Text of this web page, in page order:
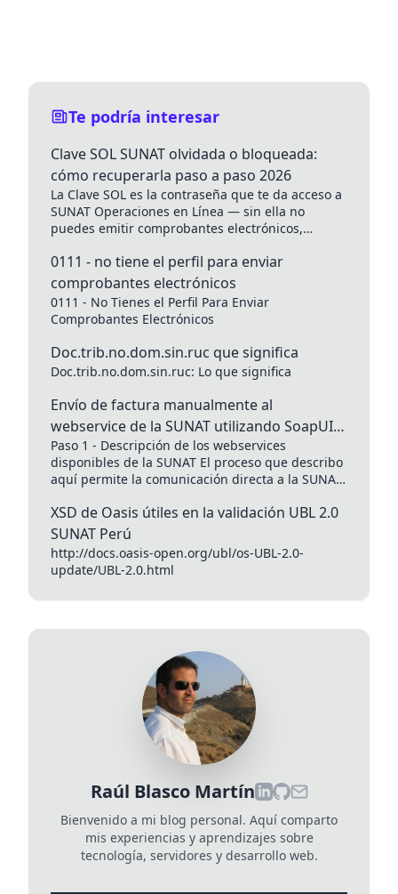
Te podría interesar
Clave SOL SUNAT olvidada o bloqueada:
cómo recuperarla paso a paso 2026
La Clave SOL es la contraseña que te da acceso a
SUNAT Operaciones en Línea — sin ella no
puedes emitir comprobantes electrónicos,
0111 - no tiene el perfil para enviar
comprobantes electrónicos
0111 - No Tienes el Perfil Para Enviar
Comprobantes Electrónicos
Doc.trib.no.dom.sin.ruc que significa
Doc.trib.no.dom.sin.ruc: Lo que significa
Envío de factura manualmente al
webservice de la SUNAT utilizando SoapUI,
sin programación en 4 pasos - Perú
Paso 1 - Descripción de los webservices
disponibles de la SUNAT El proceso que describo
aquí permite la comunicación directa a la SUNAT,
XSD de Oasis útiles en la validación UBL 2.0
SUNAT Perú
http://docs.oasis-open.org/ubl/os-UBL-2.0-
update/UBL-2.0.html
Raúl Blasco Martín
Bienvenido a mi blog personal. Aquí comparto
mis experiencias y aprendizajes sobre
tecnología, servidores y desarrollo web.